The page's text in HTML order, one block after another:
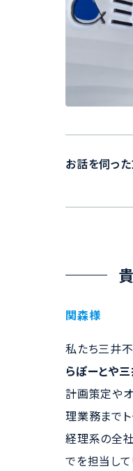
お話を伺っ
関森様
私たち三井
らぽーとや
計画策定や
理業務までト
経理系の全
でを担当して